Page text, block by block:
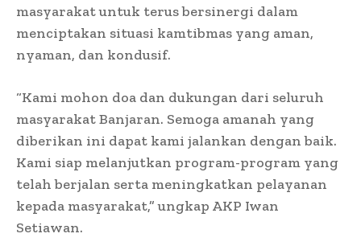
masyarakat untuk terus bersinergi dalam
menciptakan situasi kamtibmas yang aman,
nyaman, dan kondusif.
“Kami mohon doa dan dukungan dari seluruh
masyarakat Banjaran. Semoga amanah yang
diberikan ini dapat kami jalankan dengan baik.
Kami siap melanjutkan program-program yang
telah berjalan serta meningkatkan pelayanan
kepada masyarakat,” ungkap AKP Iwan
Setiawan.